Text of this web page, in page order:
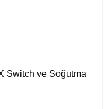
Switch ve Soğutma